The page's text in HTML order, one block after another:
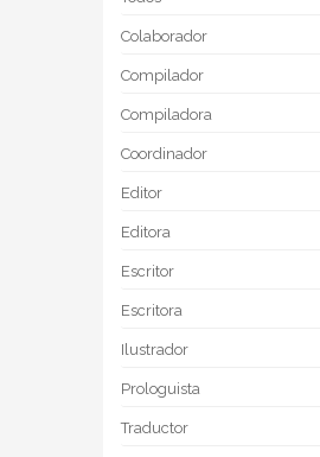
Colaborador
Compilador
Compiladora
Coordinador
Editor
Editora
Escritor
Escritora
Ilustrador
Prologuista
Traductor